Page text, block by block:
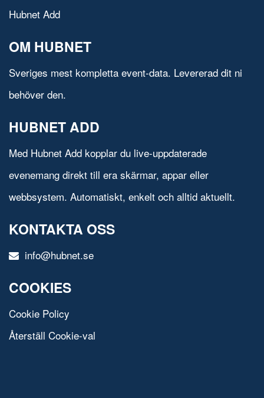
Hubnet Add
OM HUBNET
Sveriges mest kompletta event-data. Levererad dit ni
behöver den.
HUBNET ADD
Med Hubnet Add kopplar du live-uppdaterade
evenemang direkt till era skärmar, appar eller
webbsystem. Automatiskt, enkelt och alltid aktuellt.
KONTAKTA OSS
info@hubnet.se
COOKIES
Cookie Policy
Återställ Cookie-val